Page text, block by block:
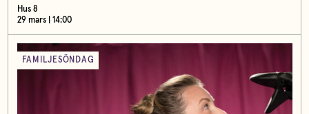
Hus 8
29 mars | 14:00
FAMILJESÖNDAG